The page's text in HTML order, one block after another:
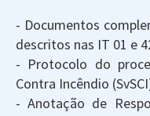
- Documentos
descritos nas IT 01 e
- Protocolo do
Contra Incêndio
- Anotação de